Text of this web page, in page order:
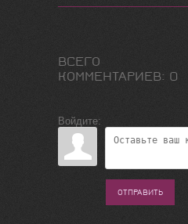
ВСЕГО
КОММЕНТАРИЕВ: 0
Войдите:
ОТПРАВИТЬ